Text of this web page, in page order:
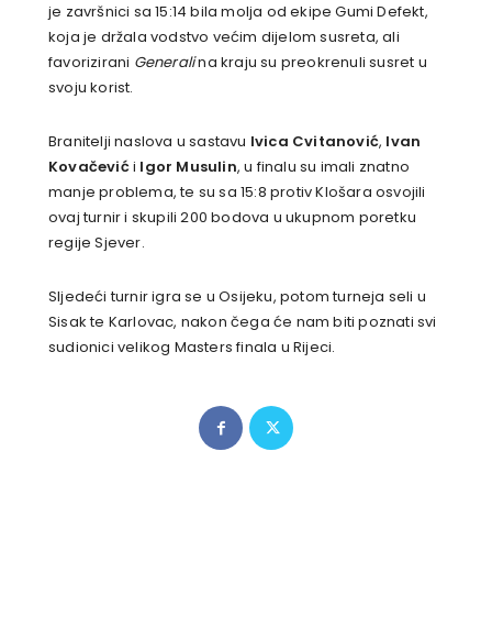
je završnici sa 15:14 bila molja od ekipe Gumi Defekt,
koja je držala vodstvo većim dijelom susreta, ali
favorizirani Generalina kraju su preokrenuli susret u
svoju korist.
Branitelji naslova u sastavu Ivica Cvitanović, Ivan
Kovačevići Igor Musulin, u finalu su imali znatno
manje problema, te su sa 15:8 protiv Klošara osvojili
ovaj turnir i skupili 200 bodova u ukupnom poretku
regije Sjever.
Sljedeći turnir igra se u Osijeku, potom turneja seli u
Sisak te Karlovac, nakon čega će nam biti poznati svi
sudionici velikog Masters finala u Rijeci.